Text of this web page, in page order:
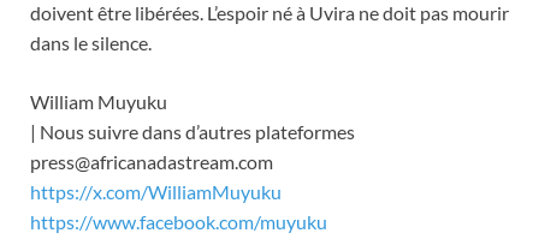
doivent être libérées. L’espoir né à Uvira ne doit pas mourir
dans le silence.
William Muyuku
| Nous suivre dans d’autres plateformes
press@africanadastream.com
https://x.com/WilliamMuyuku
https://www.facebook.com/muyuku